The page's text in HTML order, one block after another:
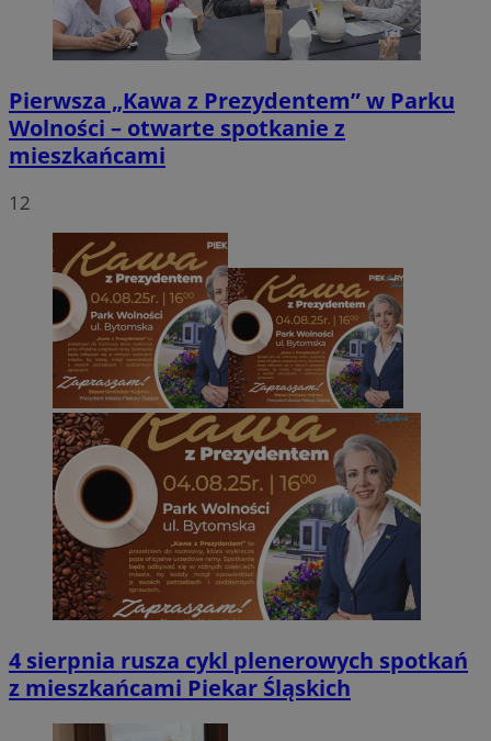
Pierwsza „Kawa z Prezydentem” w Parku
Wolności – otwarte spotkanie z
mieszkańcami
12
4 sierpnia rusza cykl plenerowych spotkań
z mieszkańcami Piekar Śląskich